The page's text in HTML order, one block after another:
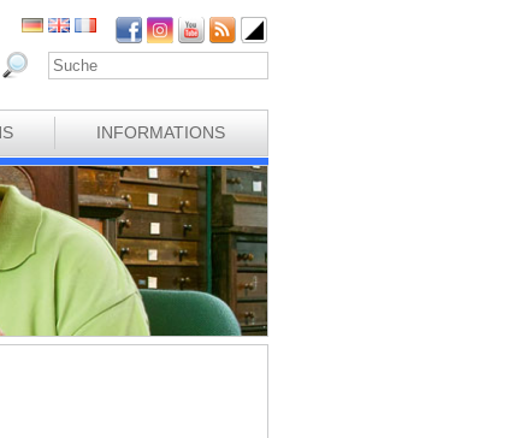
INFORMATIONS